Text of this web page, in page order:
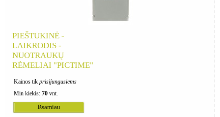
PIEŠTUKINĖ -
LAIKRODIS -
NUOTRAUKŲ
RĖMELIAI "PICTIME"
Kainos tik prisijungusiems
Min kiekis: 70 vnt.
Išsamiau